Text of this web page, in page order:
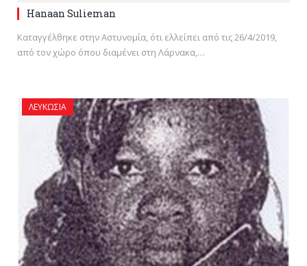
Hanaan Sulieman
Καταγγέλθηκε στην Αστυνομία, ότι ελλείπει από τις 26/4/2019,
από τον χώρο όπου διαμένει στη Λάρνακα,…
ΛΕΥΚΩΣΊΑ